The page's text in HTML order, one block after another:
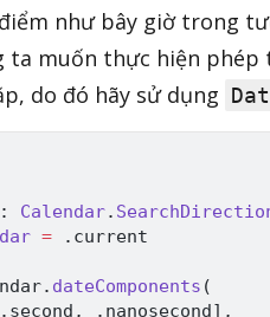
như bây giờ trong
ta muốn thực hiện phép
do đó hãy sử dụng
: Calendar.
= . current
. dateComponents (
. second , . nanosecond] ,